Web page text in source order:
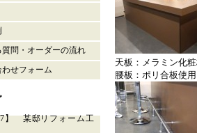
天板：メラミン化
腰板：ポリ合板使用
質問・オーダーの流れ
わせフォーム
7】 某邸リフォーム工